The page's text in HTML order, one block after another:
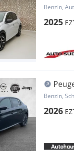
Benzin,
2025 EZ
Benzin,
2026 EZ